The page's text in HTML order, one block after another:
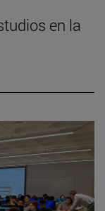
en la